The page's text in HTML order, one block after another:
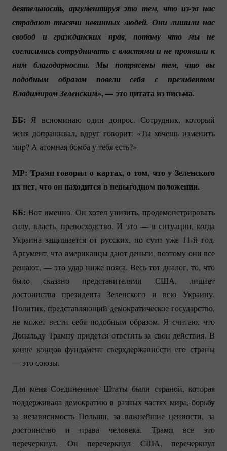
деятельность, аргументируя это тем, что из-за нас
страдают тысячи невинных людей. Они лишили нас
свобод и гражданских прав, потому что мы не
согласились сотрудничать с властями и не проявили к
ним благодарности. Мы потрясены тем, что вы
подобным образом повели себя с президентом
Владимиром Зеленским», — это цитата из письма.
ББ: Я вспоминаю один допрос. Сотрудник, который
меня допрашивал, вдруг говорит: «Ты хочешь изменить
мир? А атомная бомба у тебя есть?»
МР: Трамп говорил о картах, о том, что у Зеленского
их нет, что он находится в невыгодном положении.
ББ: Вот именно. Он хотел унизить, продемонстрировать
силу, власть, превосходство. И это — в ситуации, когда
Украина защищается от русских, по сути уже 11-й год.
Аргумент, что американцы дают деньги, поэтому они все
решают, — это удар ниже пояса. Весь тот диалог, то, что
было сказано представителями США, лишает
достоинства президента Зеленского и всю Украину.
Политик, представляющий демократическое государство,
не может вести себя подобным образом. Я считаю, что
Дональду Трампу придется ответить за свои действия. В
конце концов фундамент сверхдержавности его страны
— это союзы.
Для меня Соединенные Штаты были страной, которая
поддерживала демократию в разных частях мира, борьбу
за независимость Польши, за важнейшие ценности, за
достоинство и права человека. Трамп все это
перечеркнул. Он перечеркнул США, перечеркнул